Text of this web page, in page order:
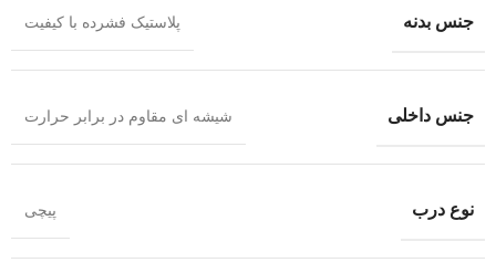
جنس بدنه پلاستیک فشرده با کیفیت
جنس داخلی شیشه ای مقاوم در برابر حرارت
نوع درب پیچی